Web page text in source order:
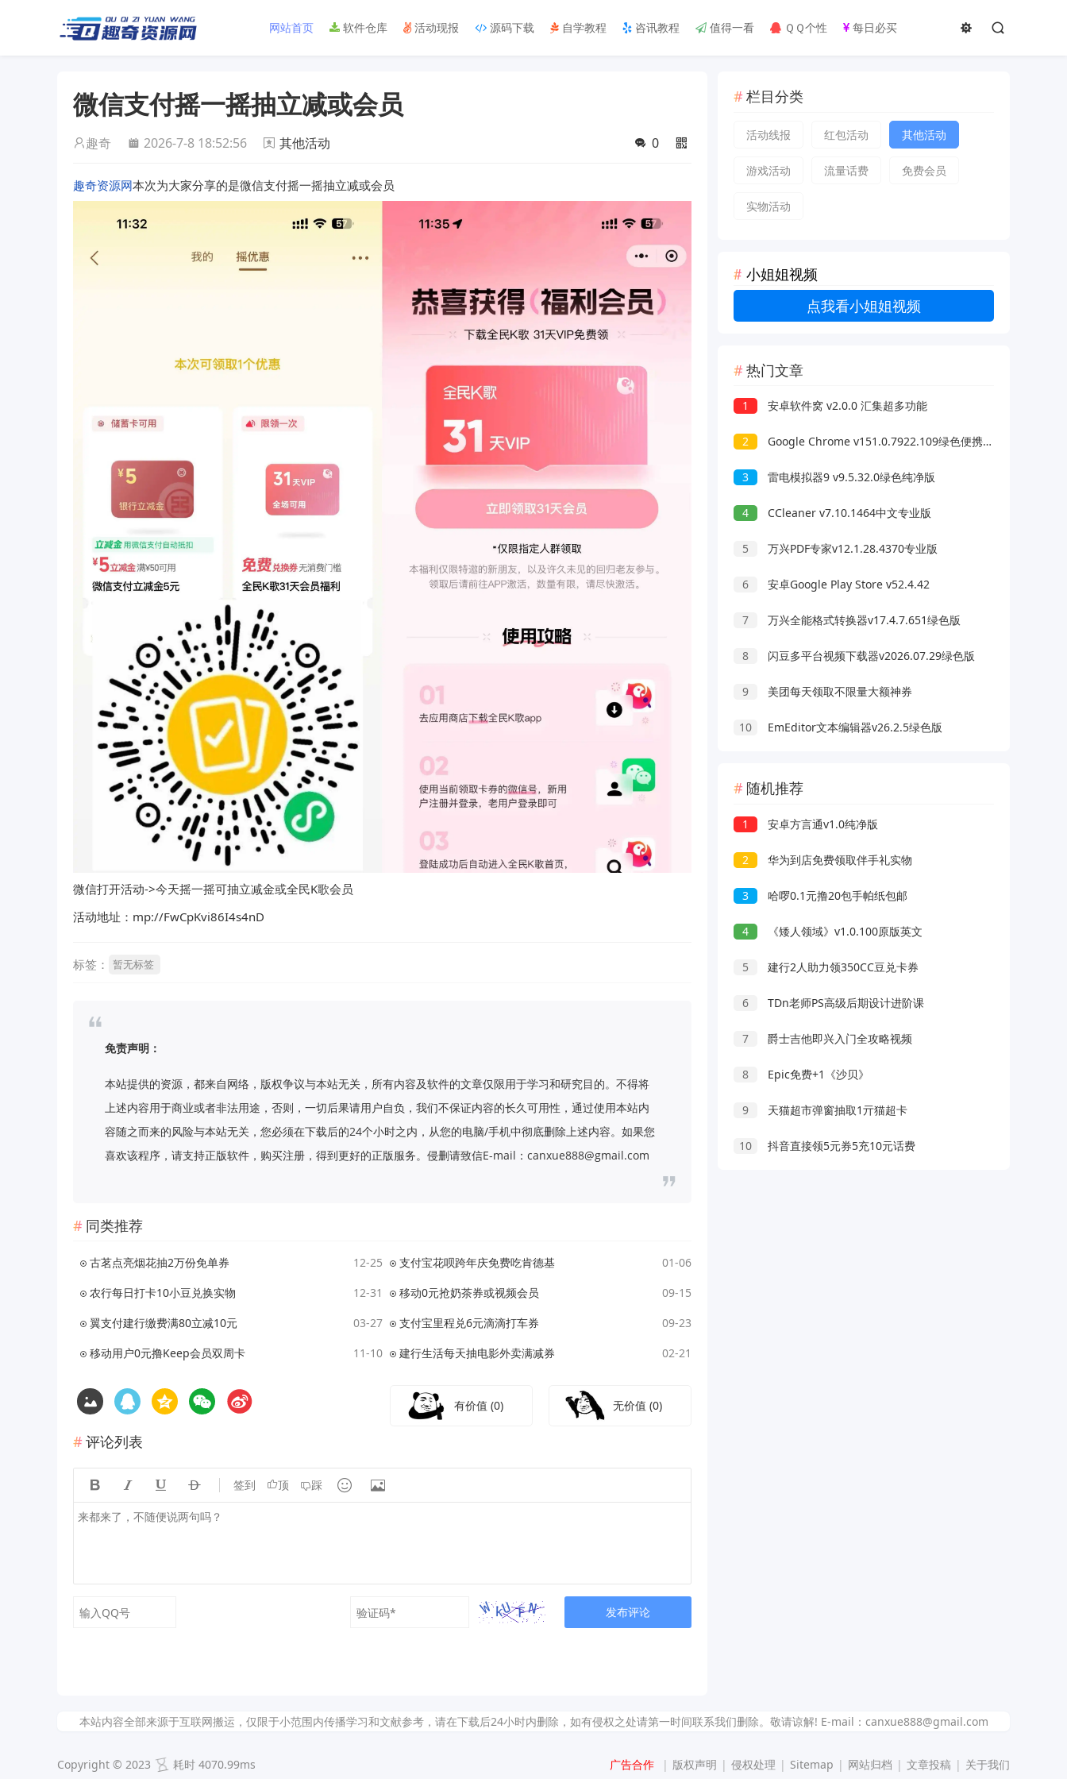
网站首页 软件仓库 活动现报 源码下载 自学教程 咨讯教程 值得一看 ＱＱ个性 每日必买
微信支付摇一摇抽立减或会员
趣奇 2026-7-8 18:52:56 其他活动 0
趣奇资源网本次为大家分享的是微信支付摇一摇抽立减或会员
微信打开活动->今天摇一摇可抽立减金或全民K歌会员
活动地址：mp://FwCpKvi86I4s4nD
标签： 暂无标签
免责声明：
本站提供的资源，都来自网络，版权争议与本站无关，所有内容及软件的文章仅限用于学习和研究目的。不得将
上述内容用于商业或者非法用途，否则，一切后果请用户自负，我们不保证内容的长久可用性，通过使用本站内
容随之而来的风险与本站无关，您必须在下载后的24个小时之内，从您的电脑/手机中彻底删除上述内容。如果您
喜欢该程序，请支持正版软件，购买注册，得到更好的正版服务。侵删请致信E-mail：canxue888@gmail.com
同类推荐
古茗点亮烟花抽2万份免单券 12-25 支付宝花呗跨年庆免费吃肯德基
01-06
农行每日打卡10小豆兑换实物
12-31 移动0元抢奶茶券或视频会员
09-15
翼支付建行缴费满80立减10元
03-27 支付宝里程兑6元滴滴打车券
09-23
移动用户0元撸Keep会员双周卡
11-10 建行生活每天抽电影外卖满减券 02-21
有价值(0) 无价值(0)
评论列表
    签到 顶 踩  
发布评论
栏目分类
活动线报 红包活动 其他活动
游戏活动 流量话费 免费会员
实物活动
小姐姐视频
点我看小姐姐视频
热门文章
1 安卓软件窝 v2.0.0 汇集超多功能
2 Google Chrome v151.0.7922.109绿色便携版
3 雷电模拟器9 v9.5.32.0绿色纯净版
4 CCleaner v7.10.1464中文专业版
5 万兴PDF专家v12.1.28.4370专业版
6 安卓Google Play Store v52.4.42
7 万兴全能格式转换器v17.4.7.651绿色版
8 闪豆多平台视频下载器v2026.07.29绿色版
9 美团每天领取不限量大额神券
10 EmEditor文本编辑器v26.2.5绿色版
随机推荐
1 安卓方言通v1.0纯净版
2 华为到店免费领取伴手礼实物
3 哈啰0.1元撸20包手帕纸包邮
4 《矮人领域》v1.0.100原版英文
5 建行2人助力领350CC豆兑卡券
6 TDn老师PS高级后期设计进阶课
7 爵士吉他即兴入门全攻略视频
8 Epic免费+1《沙贝》
9 天猫超市弹窗抽取1亓猫超卡
10 抖音直接领5元券5充10元话费
本站内容全部来源于互联网搬运，仅限于小范围内传播学习和文献参考，请在下载后24小时内删除，如有侵权之处请第一时间联系我们删除。敬请谅解! E-mail：canxue888@gmail.com
Copyright © 2023 耗时 4070.99ms 广告合作 | 版权声明 | 侵权处理 | Sitemap | 网站归档 | 文章投稿 | 关于我们